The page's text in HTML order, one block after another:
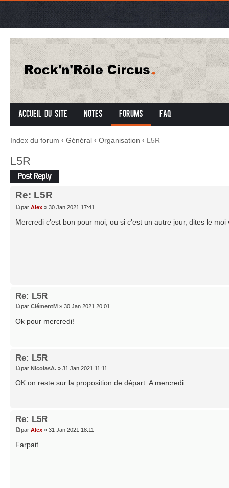
Accueil du site Notes Forums FAQ
Index du forum ‹ Général ‹ Organisation ‹ L5R
L5R
Répondre
Re: L5R
par Alex » 30 Jan 2021 17:41
Mercredi c'est bon pour moi, ou si c'est un autre jour, dites le
Re: L5R
par ClémentM » 30 Jan 2021 20:01
Ok pour mercredi!
Re: L5R
par NicolasA. » 31 Jan 2021 11:11
OK on reste sur la proposition de départ. A mercredi.
Re: L5R
par Alex » 31 Jan 2021 18:11
Farpait.